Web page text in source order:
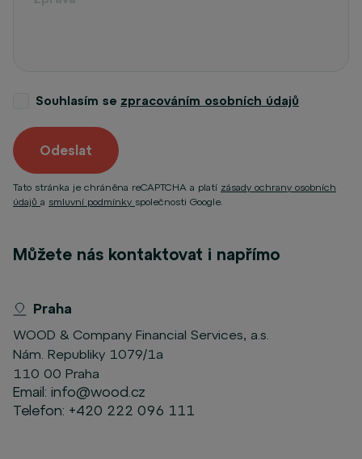
Odeslat
Souhlasím se zpracováním osobních údajů
Tato stránka je chráněna reCAPTCHA a platí zásady ochrany osobních
údajů a smluvní podmínky společnosti Google.
Můžete nás kontaktovat i napřímo
Praha
WOOD & Company Financial Services, a.s.
Nám. Republiky 1079/1a
110 00 Praha
Email: info@wood.cz
Telefon: +420 222 096 111